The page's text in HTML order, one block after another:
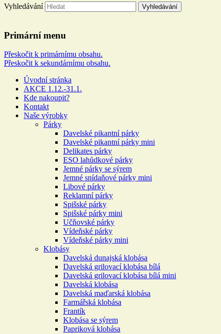
DOLEJŠÍCH
Více než 100 let rodinné tradice
Vyhledávání
Primární menu
Přeskočit k primárnímu obsahu.
Přeskočit k sekundárnímu obsahu.
Úvodní stránka
AKCE 1.12.-31.1.
Kde nakoupit?
Kontakt
Naše výrobky
Párky
Davelské pikantní párky
Davelské pikantní párky mini
Delikates párky
ESO lahůdkové párky
Jemné párky se sýrem
Jemné snídaňové párky mini
Libové párky
Reklamní párky
Spišské párky
Spišské párky mini
Učňovské párky
Vídeňské párky
Vídeňské párky mini
Klobásy
Davelská dunajská klobása
Davelská grilovací klobása bílá
Davelská grilovací klobása bílá mini
Davelská klobása
Davelská maďarská klobása
Farmářská klobása
Frantík
Klobása se sýrem
Papriková klobása